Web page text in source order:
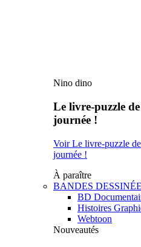
Nino dino
Le livre-puzzle
journée !
Voir Le livre-puzzle
journée !
À paraître
BANDES
BD
Histoires
Webtoon
Nouveautés